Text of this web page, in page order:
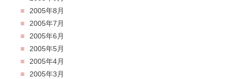
2005年8月
2005年7月
2005年6月
2005年5月
2005年4月
2005年3月